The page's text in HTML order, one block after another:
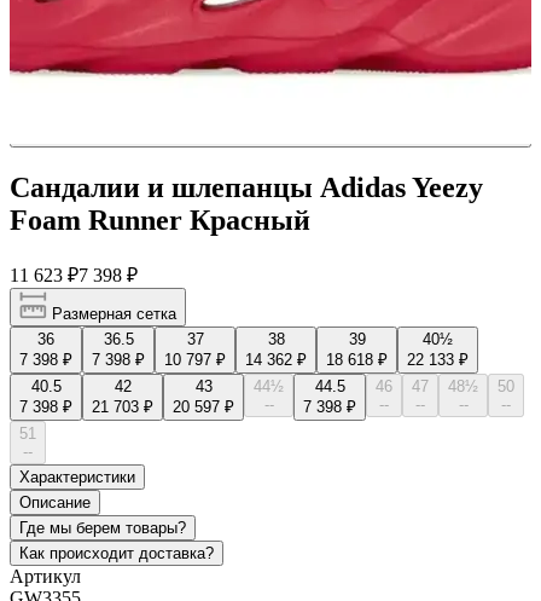
Сандалии и шлепанцы Adidas Yeezy
Foam Runner Красный
11 623 ₽7 398 ₽
Размерная сетка
36
7 398 ₽
36.5
7 398 ₽
37
10 797 ₽
38
14 362 ₽
39
18 618 ₽
40½
22 133 ₽
40.5
7 398 ₽
42
21 703 ₽
43
20 597 ₽
44½
--
44.5
7 398 ₽
46
--
47
--
48½
--
50
--
51
--
Характеристики
Описание
Где мы берем товары?
Как происходит доставка?
Артикул